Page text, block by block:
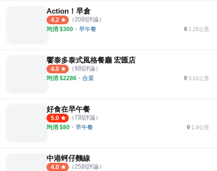
Action！早倉
4.2 （ 20則評論）
均消 $300 ・ 早午餐 2.25公里
饗泰多泰式風格餐廳 宏匯店
4.0 （9則評論）
均消 $2286 ・ 合菜 3.51公里
好食在早午餐
5.0 （7則評論）
均消 $80 ・ 早午餐 1.8公里
中港蚵仔麵線
4.0 （ 25則評論）